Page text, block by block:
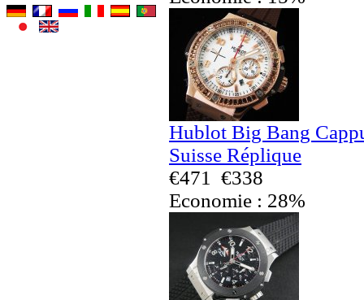
Hublot Big Bang
Suisse Réplique
€471
€338
Economie : 28%